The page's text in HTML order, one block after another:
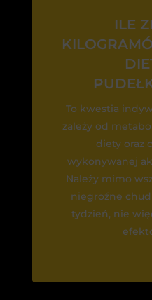
ILE
To kwestia
zależy od
diety oraz
wykonywanej
Należy mimo
niegroźne
tydzień, nie